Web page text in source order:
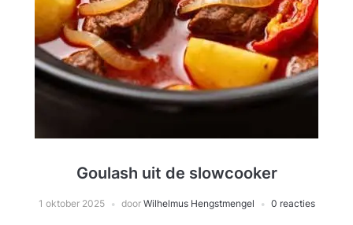
Goulash uit de slowcooker
1 oktober 2025 door Wilhelmus Hengstmengel 0 reacties